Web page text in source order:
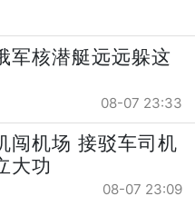
军核潜艇远远躲这
08-07 23:33
闯机场 接驳车司机
大功
08-07 23:09